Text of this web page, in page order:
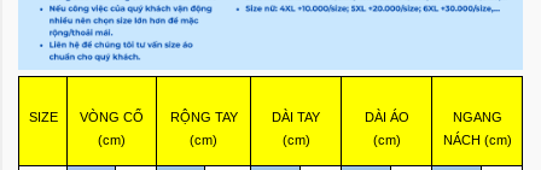
SIZE
VÒNG CỔ
(cm)
RỘNG TAY
(cm)
DÀI TAY
(cm)
DÀI ÁO
(cm)
NGANG
NÁCH (cm)